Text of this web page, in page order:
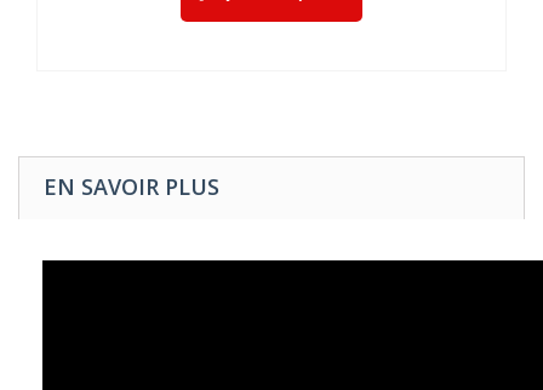
EN SAVOIR PLUS